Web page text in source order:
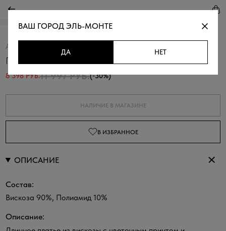
Артикул:
Платье с цветочным принтом
8 398 РУБ.11 997 РУБ.(-30%)
НАЛИЧИЕ В МАГАЗИНЕ
В ИЗБРАННОЕ
ОПИСАНИЕ
Состав:
Вискоза 90%, Полиамид 10%
Описание:
ВАШ ГОРОДЭЛЬ-МОНТЕ
ДА НЕТ